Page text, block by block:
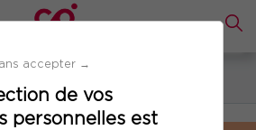
accepter →
de vos
personnelles est